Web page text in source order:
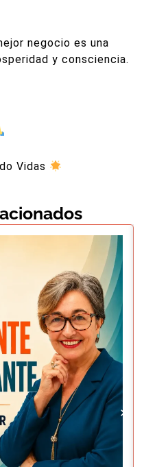
negocio es una
y consciencia.
Vidas